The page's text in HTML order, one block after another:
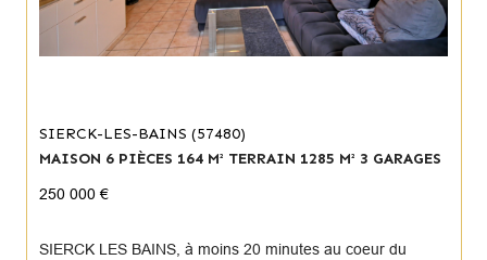
SIERCK-LES-BAINS (57480)
MAISON 6 PIÈCES 164 M² TERRAIN 1285 M² 3 GARAGES
250 000 €
SIERCK LES BAINS, à moins 20 minutes au coeur du